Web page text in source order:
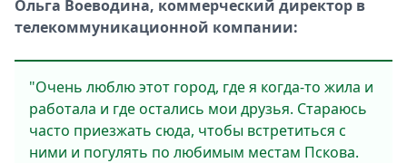
Ольга Воеводина, коммерческий директор в
телекоммуникационной компании:
"Очень люблю этот город, где я когда-то жила и
работала и где остались мои друзья. Стараюсь
часто приезжать сюда, чтобы встретиться с
ними и погулять по любимым местам Пскова.